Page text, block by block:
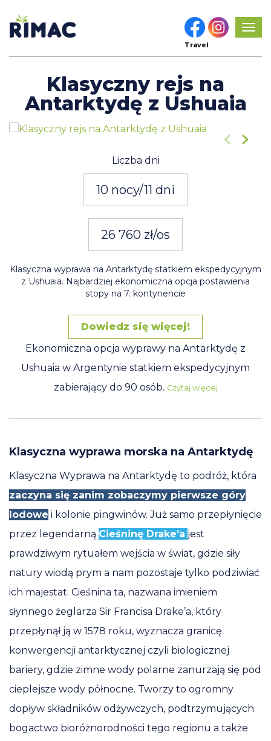
Travel
Klasyczny rejs na
Antarktydę z Ushuaia
Liczba dni
10 nocy/11 dni
26 760 zł/os
Klasyczna wyprawa na Antarktydę statkiem ekspedycyjnym
z Ushuaia. Najbardziej ekonomiczna opcja postawienia
stopy na 7. kontynencie
Dowiedz się więcej!
Ekonomiczna opcja wyprawy na Antarktydę z
Ushuaia w Argentynie statkiem ekspedycyjnym
zabierający do 90 osób. Czytaj więcej
Klasyczna wyprawa morska na Antarktydę
Klasyczna Wyprawa na Antarktydę to podróż, która
zaczyna się zanim zobaczymy pierwsze góry
lodowe i kolonie pingwinów. Już samo przepłynięcie
przez legendarną Cieśninę Drake’a jest
prawdziwym rytuałem wejścia w świat, gdzie siły
natury wiodą prym a nam pozostaje tylko podziwiać
ich majestat. Cieśnina ta, nazwana imieniem
słynnego żeglarza Sir Francisa Drake’a, który
przepłynął ją w 1578 roku, wyznacza granicę
konwergencji antarktycznej czyli biologicznej
bariery, gdzie zimne wody polarne zanurzają się pod
cieplejsze wody północne. Tworzy to ogromny
dopływ składników odżywczych, podtrzymujących
bogactwo bioróżnorodności tego regionu a także